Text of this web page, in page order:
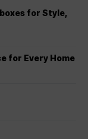
for Style,
for Every Home